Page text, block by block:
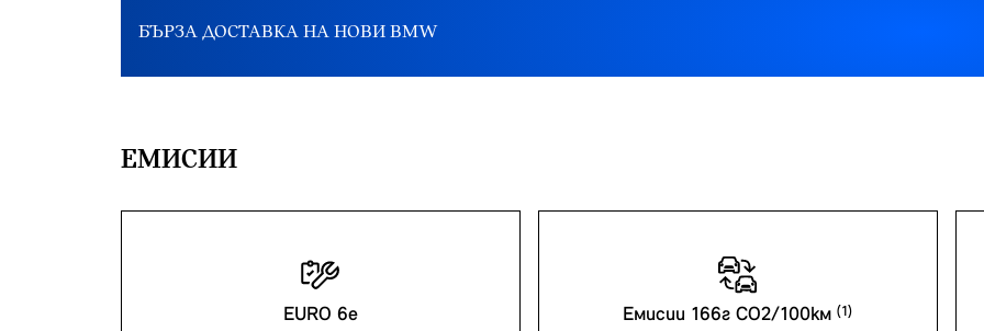
БЪРЗА ДОСТАВКА НА НОВИ BMW
EМИСИИ
EURO 6e Емисии 166г CO2/100км